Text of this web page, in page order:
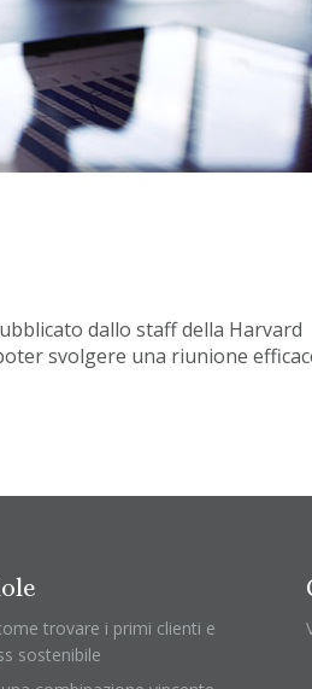
dallo staff della Harvard
svolgere una riunione
trovare i primi clienti e
sostenibile